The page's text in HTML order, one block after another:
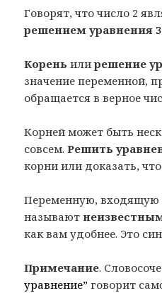
Говорят, что число 2
решением уравнения
Корень илирешение
значение переменной,
обращается в верное
Корней может быть
совсем.Решить
корни или доказать,
Переменную, входящую
называют
как вам удобнее. Это
Примечание.
уравнение” говорит